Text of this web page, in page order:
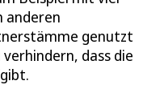
anderen
genutzt
dass die